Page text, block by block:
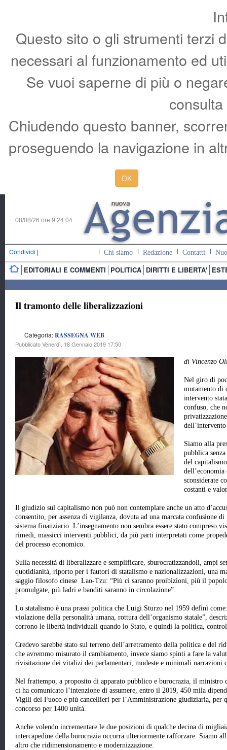
Questo sito o gli strumenti terzi
necessari al funzionamento ed
Se vuoi saperne di più o
Chiudendo questo banner,
proseguendo la navigazione in
OK
08/08/26 ore 9:24:05
Condividi | Chi siamo Redazione Contatti
EDITORIALI E COMMENTI POLITICA DIRITTI E LIBERTA'
Il tramonto delle liberalizzazioni
Categoria:RASSEGNA WEB
Pubblicato Venerdì, 18 Gennaio 2019 17:50
di Vincenzo
Nel giro di
mutamento di
intervento
confuso, che
Siamo alla
pubblica
del
sconsiderate
costanti e
Il giudizio sul capitalismo non può non contemplare anche un atto
consentito, per assenza di vigilanza, dovuta ad una marcata confusione
sistema finanziario. L’insegnamento non sembra essere stato compreso
rimedi, massicci interventi pubblici, da più parti interpretati come
del processo economico.
Sulla necessità di liberalizzare e semplificare, sburocratizzandoli, ampi
quotidianità, riporto per i fautori di statalismo e nazionalizzazioni, una
saggio filosofo cinese Lao-Tzu: “Più ci saranno proibizioni, più il
promulgate, più ladri e banditi saranno in circolazione”.
Lo statalismo è una prassi politica che Luigi Sturzo nel 1959 definì
violazione della personalità umana, rottura dell’organismo statale”,
corrono le libertà individuali quando lo Stato, e quindi la politica,
Credevo sarebbe stato sul terreno dell’arretramento della politica e del
che avremmo misurato il cambiamento, invece siamo spinti a fare la
rivisitazione dei vitalizi dei parlamentari, modeste e minimali narrazioni
Nel frattempo, a proposito di apparato pubblico e burocrazia, il
ci ha comunicato l’intenzione di assumere, entro il 2019, 450 mila
Vigili del Fuoco e più cancellieri per l’Amministrazione giudiziaria, per
concorso per 1400 unità.
Anche volendo incrementare le due posizioni di qualche decina di
intercapedine della burocrazia occorra ulteriormente rafforzare. Siamo
altro che ridimensionamento e modernizzazione.